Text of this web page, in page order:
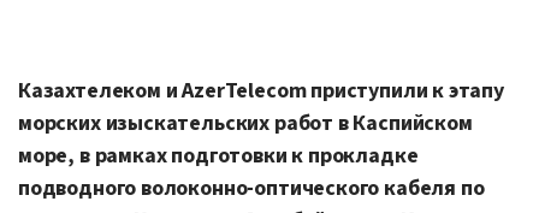
Казахтелеком и AzerTelecom приступили к этапу
морских изыскательских работ в Каспийском
море, в рамках подготовки к прокладке
подводного волоконно-оптического кабеля по